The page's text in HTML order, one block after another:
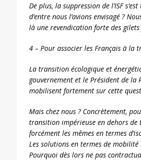
De plus, la suppression de l’ISF
d’entre nous l’avions envisagé ?
là une revendication forte des
4 – Pour associer les Français à la
La transition écologique et
gouvernement et le Président de la
mobilisent fortement sur cette
Mais chez nous ? Concrètement,
transition impérieuse en dehors
forcément les mêmes en termes
Les solutions en termes de
Pourquoi dès lors ne pas